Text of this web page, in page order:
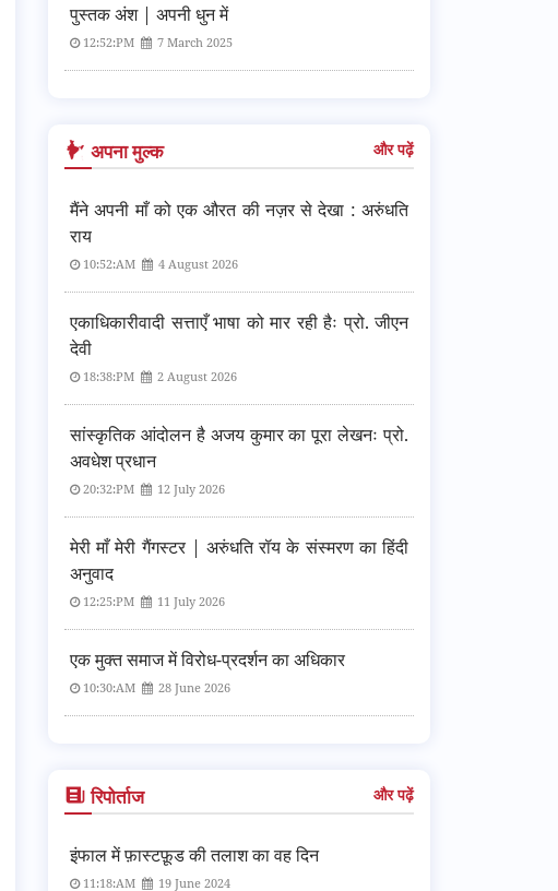
पुस्तक अंश | अपनी धुन में
12:52:PM 7 March 2025
अपना मुल्क और पढ़ें
मैंने अपनी माँ को एक औरत की नज़र से देखा : अरुंधति
राय
10:52:AM 4 August 2026
एकाधिकारीवादी सत्ताएँ भाषा को मार रही हैः प्रो. जीएन
देवी
18:38:PM 2 August 2026
सांस्कृतिक आंदोलन है अजय कुमार का पूरा लेखनः प्रो.
अवधेश प्रधान
20:32:PM 12 July 2026
मेरी माँ मेरी गैंगस्टर | अरुंधति रॉय के संस्मरण का हिंदी
अनुवाद
12:25:PM 11 July 2026
एक मुक्त समाज में विरोध-प्रदर्शन का अधिकार
10:30:AM 28 June 2026
रिपोर्ताज और पढ़ें
इंफाल में फ़ास्टफ़ूड की तलाश का वह दिन
11:18:AM 19 June 2024